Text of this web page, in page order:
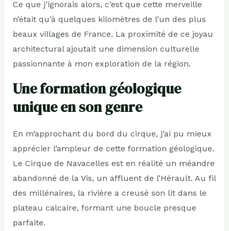
Ce que j’ignorais alors, c’est que cette merveille
n’était qu’à quelques kilomètres de l’un des plus
beaux villages de France. La proximité de ce joyau
architectural ajoutait une dimension culturelle
passionnante à mon exploration de la région.
Une formation géologique
unique en son genre
En m’approchant du bord du cirque, j’ai pu mieux
apprécier l’ampleur de cette formation géologique.
Le Cirque de Navacelles est en réalité un méandre
abandonné de la Vis, un affluent de l’Hérault. Au fil
des millénaires, la rivière a creusé son lit dans le
plateau calcaire, formant une boucle presque
parfaite.